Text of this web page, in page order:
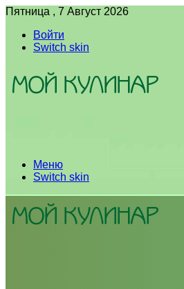
Пятница , 7 Август 2026
Войти
Switch skin
Меню
Switch skin